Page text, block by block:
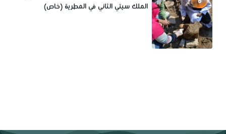
الملك سيتي الثاني في المطرية (خاص)